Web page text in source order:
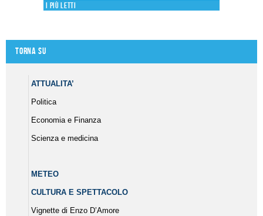
I più letti
Torna su
ATTUALITA’
Politica
Economia e Finanza
Scienza e medicina
METEO
CULTURA E SPETTACOLO
Vignette di Enzo D’Amore